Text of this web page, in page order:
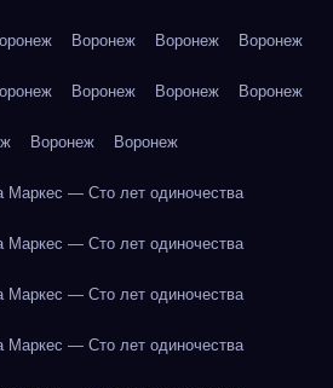
Воронеж Воронеж Воронеж
Воронеж Воронеж Воронеж
Воронеж Воронеж
Маркес — Сто лет одиночества
Маркес — Сто лет одиночества
Маркес — Сто лет одиночества
Маркес — Сто лет одиночества